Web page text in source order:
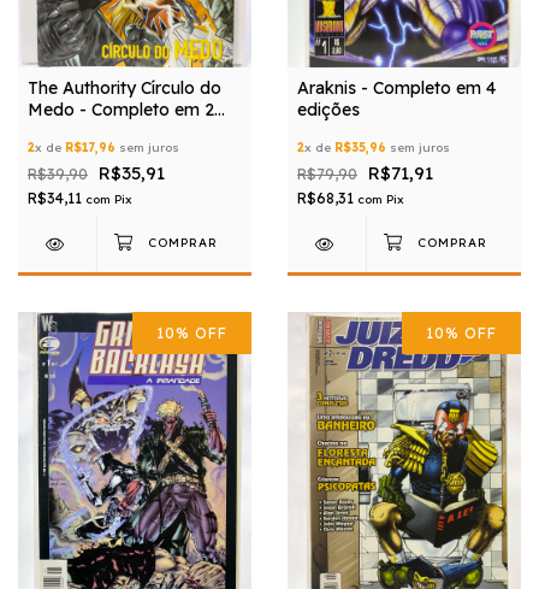
The Authority Círculo do
Medo - Completo em 2
2x de R$17,96 sem juros
R$39,90 R$35,91
R$34,11 com Pix
Araknis - Completo em 4
edições
2x de R$35,96 sem juros
R$79,90 R$71,91
R$68,31 com Pix
10% OFF 10% OFF